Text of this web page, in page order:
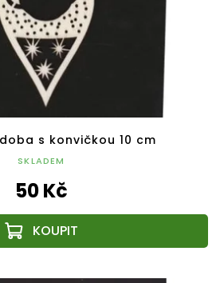
s konvičkou 10 cm
SKLADEM
50 Kč